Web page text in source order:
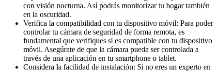
con visión nocturna. Así podrás monitorizar tu hogar también
en la oscuridad.
Verifica la compatibilidad con tu dispositivo móvil: Para poder
controlar tu cámara de seguridad de forma remota, es
fundamental que verifiques si es compatible con tu dispositivo
móvil. Asegúrate de que la cámara pueda ser controlada a
través de una aplicación en tu smartphone o tablet.
Considera la facilidad de instalación: Si no eres un experto en